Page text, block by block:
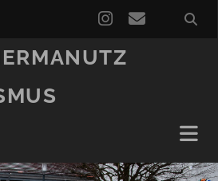
instagram
email